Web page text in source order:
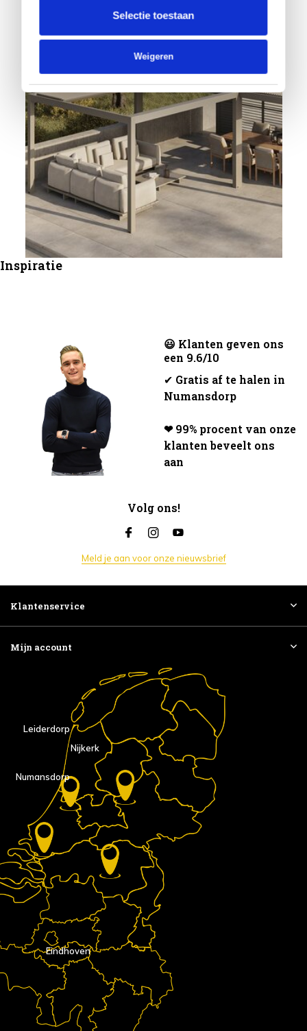
Selectie toestaan
Weigeren
Inspiratie
😃 Klanten geven ons
een 9.6/10
✔ Gratis af te halen in
Numansdorp
❤ 99% procent van onze
klanten beveelt ons
aan
Volg ons!
Meld je aan voor onze nieuwsbrief
Klantenservice
Mijn account
Eindhoven
Nijkerk
Numansdorp
Leiderdorp